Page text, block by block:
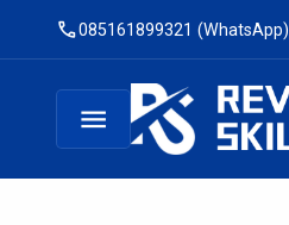
call085161899321 (WhatsApp)
menu